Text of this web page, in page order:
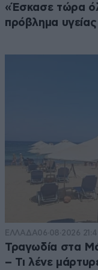
«Έσκασε τώρα
πρόβλημα υγείας
ΕΛΛΑΔΑ06·08·2026
Τραγωδία στα
– Τι λένε